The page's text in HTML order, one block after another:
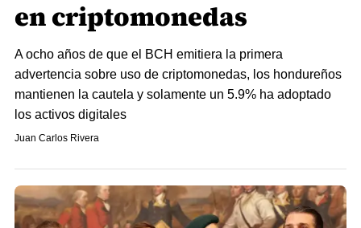
en criptomonedas
A ocho años de que el BCH emitiera la primera
advertencia sobre uso de criptomonedas, los hondureños
mantienen la cautela y solamente un 5.9% ha adoptado
los activos digitales
Juan Carlos Rivera